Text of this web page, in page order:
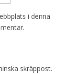
i denna
skräppost.